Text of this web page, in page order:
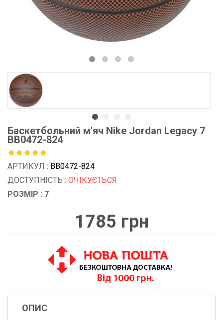
Баскетбольний м'яч Nike Jordan Legacy 7
BB0472-824
АРТИКУЛ : BB0472-824
ДОСТУПНІСТЬ : ОЧІКУЄТЬСЯ
РОЗМІР : 7
1785 грн
ОПИС